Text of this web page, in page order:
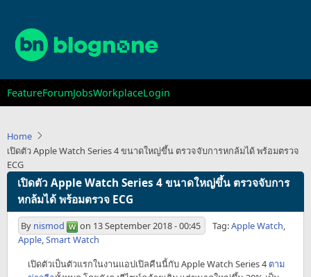
main
content
Main
navigation
FeatureForumJobsWorkplaceLogin
Home
เปิดตัว Apple Watch Series 4 ขนาดใหญ่ขึ้น ตรวจจับการหกล้มได้ พร้อมตรวจ
ECG
เปิดตัว Apple Watch Series 4 ขนาดใหญ่ขึ้น ตรวจจับการ
หกล้มได้ พร้อมตรวจ ECG
By nismod on 13 September 2018 - 00:45 Tag:Apple Watch,
Apple,Smart Watch
เปิดตัวเป็นตัวแรกในงานแอปเปิลคืนนี้กับ Apple Watch Series 4 ตาม